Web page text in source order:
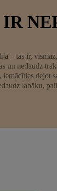
– tas ir,
un nedaudz
dejot
labāku,